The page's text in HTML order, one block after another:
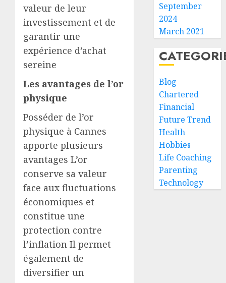
valeur de leur
investissement et de
garantir une
expérience d’achat
sereine
Les avantages de l’or
physique
Posséder de l’or
physique à Cannes
apporte plusieurs
avantages L’or
conserve sa valeur
face aux fluctuations
économiques et
constitue une
protection contre
l’inflation Il permet
également de
diversifier un
September
2024
March 2021
Blog
Chartered
Financial
Future Trend
Health
Hobbies
Life Coaching
Parenting
Technology